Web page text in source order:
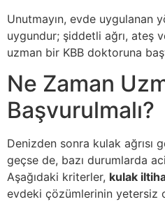
Unutmayın, evde uygulanan
uygundur; şiddetli ağrı, ateş
uzman bir KBB doktoruna
Ne Zaman
Başvurulmalı?
Denizden sonra kulak ağrısı
geçse de, bazı durumlarda
Aşağıdaki kriterler, kulak
evdeki çözümlerinin yetersiz